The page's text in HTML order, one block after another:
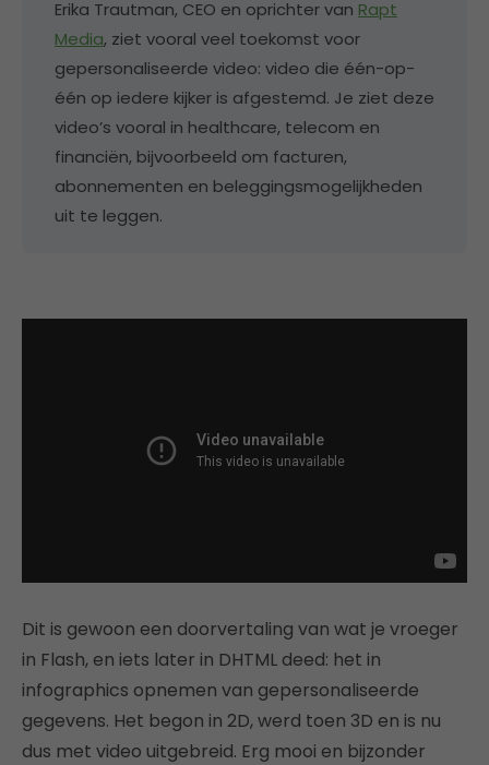
Erika Trautman, CEO en oprichter van Rapt
Media, ziet vooral veel toekomst voor
gepersonaliseerde video: video die één-op-
één op iedere kijker is afgestemd. Je ziet deze
video’s vooral in healthcare, telecom en
financiën, bijvoorbeeld om facturen,
abonnementen en beleggingsmogelijkheden
uit te leggen.
Dit is gewoon een doorvertaling van wat je vroeger
in Flash, en iets later in DHTML deed: het in
infographics opnemen van gepersonaliseerde
gegevens. Het begon in 2D, werd toen 3D en is nu
dus met video uitgebreid. Erg mooi en bijzonder